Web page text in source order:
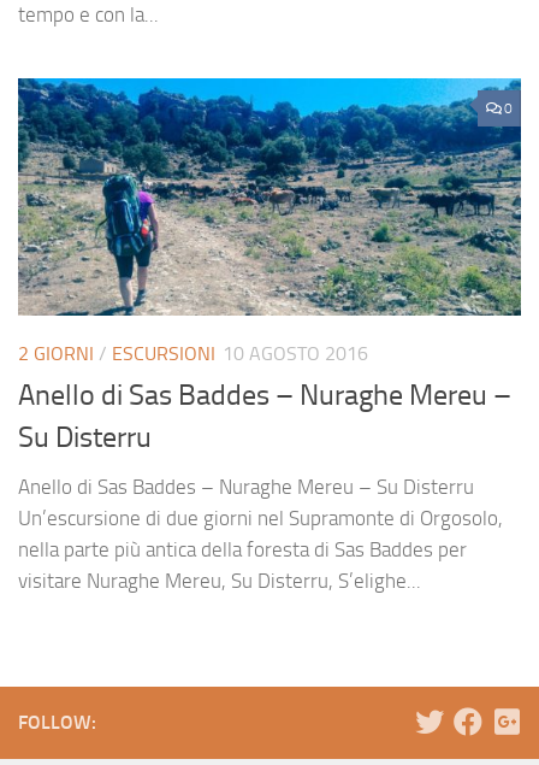
tempo e con la...
0
2 GIORNI / ESCURSIONI 10 AGOSTO 2016
Anello di Sas Baddes – Nuraghe Mereu –
Su Disterru
Anello di Sas Baddes – Nuraghe Mereu – Su Disterru
Un’escursione di due giorni nel Supramonte di Orgosolo,
nella parte più antica della foresta di Sas Baddes per
visitare Nuraghe Mereu, Su Disterru, S’elighe...
FOLLOW: